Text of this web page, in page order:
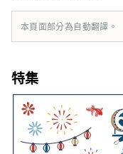
本頁面部分為自動翻譯。
特集